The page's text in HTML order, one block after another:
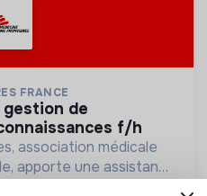
FRANCE
f/h
association médicale
apporte une assistance